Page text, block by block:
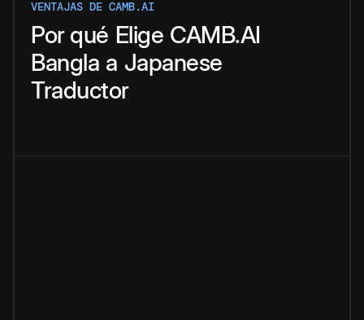
VENTAJAS DE CAMB.AI
Por qué Elige CAMB.AI
Bangla a Japanese
Traductor